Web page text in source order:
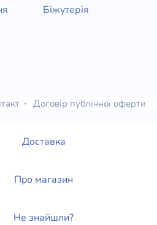
Біжутерія
Договір публічної оферти
Доставка
Про магазин
Не знайшли?